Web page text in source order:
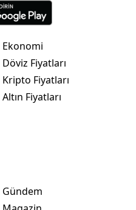
Ekonomi
Döviz Fiyatları
Kripto Fiyatları
Altın Fiyatları
Gündem